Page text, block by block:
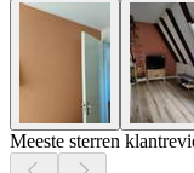
Meeste sterren